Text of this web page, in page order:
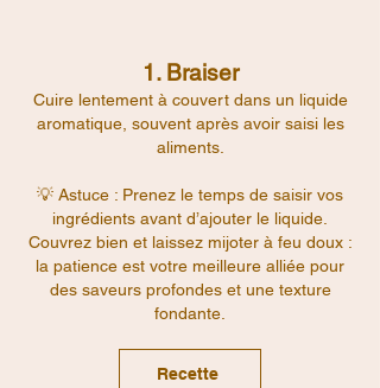
1. Braiser
Cuire lentement à couvert dans un liquide
aromatique, souvent après avoir saisi les
aliments.
💡 Astuce : Prenez le temps de saisir vos
ingrédients avant d’ajouter le liquide.
Couvrez bien et laissez mijoter à feu doux :
la patience est votre meilleure alliée pour
des saveurs profondes et une texture
fondante.
Recette